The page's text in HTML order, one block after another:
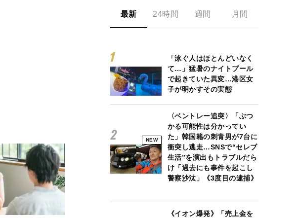
最新 24時間 週間 月間
「泳ぐ人はほとんどいなく
て…」猛暑のナイトプール
で起きていた異変…港区女
子が明かすその実態
NEW
〈ベントレー追突〉「ぶつ
かる可能性は分かってい
た」韓国籍の刺青男が7台に
衝突し逃走…SNSで“セレブ
生活”を演出もトラブルだら
け「過去にも事件を起こし
警察沙汰」《3度目の逮捕》
《イオン爆発》「売上金を